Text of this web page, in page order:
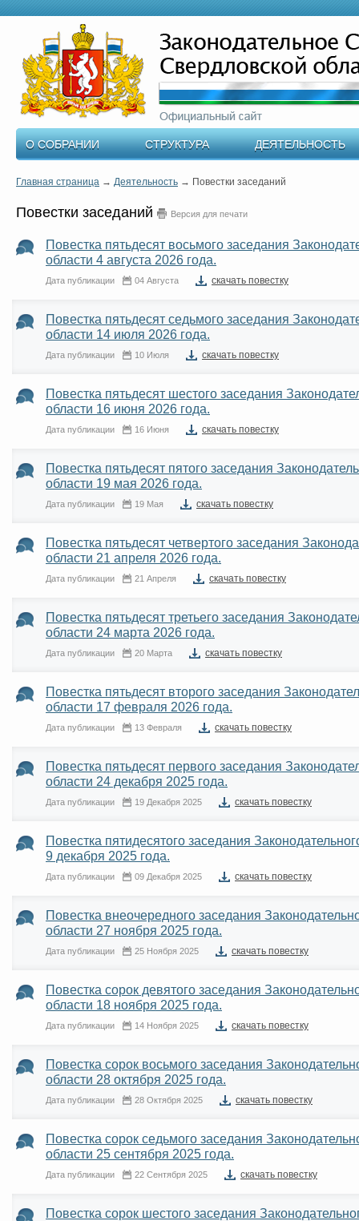
О СОБРАНИИ СТРУКТУРА ДЕЯТЕЛЬНОСТЬ
Главная страница → Деятельность → Повестки заседаний
Повестки заседаний Версия для печати
Повестка пятьдесят восьмого заседания
области 4 августа 2026 года.
Дата публикации 04 Августа cкачать повестку
Повестка пятьдесят седьмого заседания
области 14 июля 2026 года.
Дата публикации 10 Июля cкачать повестку
Повестка пятьдесят шестого заседания
области 16 июня 2026 года.
Дата публикации 16 Июня cкачать повестку
Повестка пятьдесят пятого заседания
области 19 мая 2026 года.
Дата публикации 19 Мая cкачать повестку
Повестка пятьдесят четвертого заседания
области 21 апреля 2026 года.
Дата публикации 21 Апреля cкачать повестку
Повестка пятьдесят третьего заседания
области 24 марта 2026 года.
Дата публикации 20 Марта cкачать повестку
Повестка пятьдесят второго заседания
области 17 февраля 2026 года.
Дата публикации 13 Февраля cкачать повестку
Повестка пятьдесят первого заседания
области 24 декабря 2025 года.
Дата публикации 19 Декабря 2025 cкачать повестку
Повестка пятидесятого заседания
9 декабря 2025 года.
Дата публикации 09 Декабря 2025 cкачать повестку
Повестка внеочередного заседания
области 27 ноября 2025 года.
Дата публикации 25 Ноября 2025 cкачать повестку
Повестка сорок девятого заседания
области 18 ноября 2025 года.
Дата публикации 14 Ноября 2025 cкачать повестку
Повестка сорок восьмого заседания
области 28 октября 2025 года.
Дата публикации 28 Октября 2025 cкачать повестку
Повестка сорок седьмого заседания
области 25 сентября 2025 года.
Дата публикации 22 Сентября 2025 cкачать повестку
Повестка сорок шестого заседания